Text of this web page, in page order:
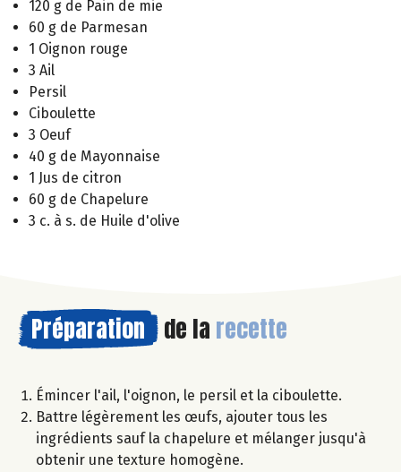
120 g de Pain de mie
60 g de Parmesan
1 Oignon rouge
3 Ail
Persil
Ciboulette
3 Oeuf
40 g de Mayonnaise
1 Jus de citron
60 g de Chapelure
3 c. à s. de Huile d'olive
Préparation de la recette
Émincer l'ail, l'oignon, le persil et la ciboulette.
Battre légèrement les œufs, ajouter tous les
ingrédients sauf la chapelure et mélanger jusqu'à
obtenir une texture homogène.